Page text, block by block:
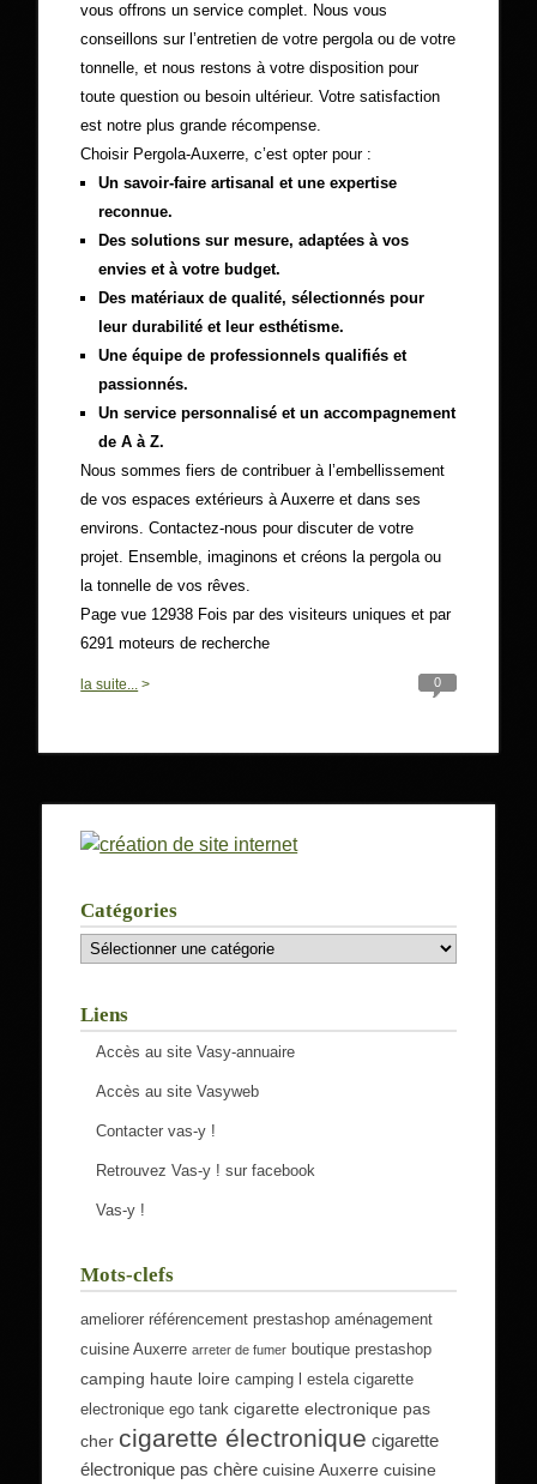
vous offrons un service complet. Nous vous
conseillons sur l’entretien de votre pergola ou de votre
tonnelle, et nous restons à votre disposition pour
toute question ou besoin ultérieur. Votre satisfaction
est notre plus grande récompense.
Choisir Pergola-Auxerre, c’est opter pour :
Un savoir-faire artisanal et une expertise
reconnue.
Des solutions sur mesure, adaptées à vos
envies et à votre budget.
Des matériaux de qualité, sélectionnés pour
leur durabilité et leur esthétisme.
Une équipe de professionnels qualifiés et
passionnés.
Un service personnalisé et un accompagnement
de A à Z.
Nous sommes fiers de contribuer à l’embellissement
de vos espaces extérieurs à Auxerre et dans ses
environs. Contactez-nous pour discuter de votre
projet. Ensemble, imaginons et créons la pergola ou
la tonnelle de vos rêves.
Page vue 12938 Fois par des visiteurs uniques et par
6291 moteurs de recherche
la suite... > 0
Catégories
Catégories
Liens
Accès au site Vasy-annuaire
Accès au site Vasyweb
Contacter vas-y !
Retrouvez Vas-y ! sur facebook
Vas-y !
Mots-clefs
ameliorer référencement prestashop aménagement
cuisine Auxerre arreter de fumer boutique prestashop
camping haute loire camping l estela cigarette
electronique ego tank cigarette electronique pas
cher cigarette électronique cigarette
électronique pas chère cuisine Auxerre cuisine